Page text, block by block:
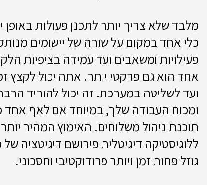
מלבד שלא צריך יותר לתכנן פעולות
כלי אחד במקום על שורה של יישומים
פעילויות ומשאבים ועד עמידה בציפיות
אחד הוא גם פרקטי יותר. אתה יכול לקצץ
ועד לשליטה במערכת. זה יכול להוריד
ומכוח העבודה שלך, במיוחד אם לאף אחד
תוכנת ניהול משלוחים. האימוץ המהיר
ללוגיסטיקה דיגיטלית פירושם דיגיטציה
גוזל פחות זמן ויותר פרודוקטיבי וחסכוני.